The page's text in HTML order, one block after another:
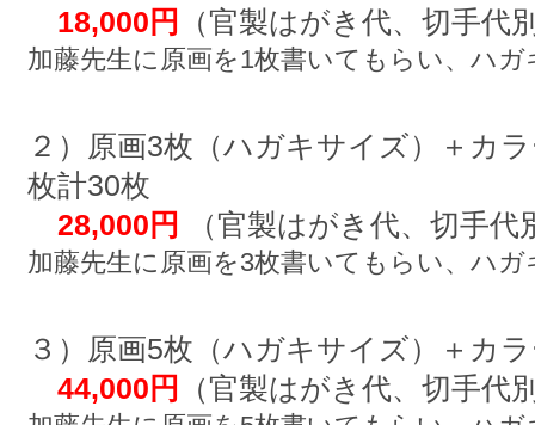
18,000円
（官製はがき代、切手代
加藤先生に原画を1枚書いてもらい、ハ
２）原画3枚（ハガキサイズ）＋カ
枚計30枚
28,000円
（官製はがき代、切手代
加藤先生に原画を3枚書いてもらい、ハガ
３）原画5枚（ハガキサイズ）＋カ
44,000円
（官製はがき代、切手代